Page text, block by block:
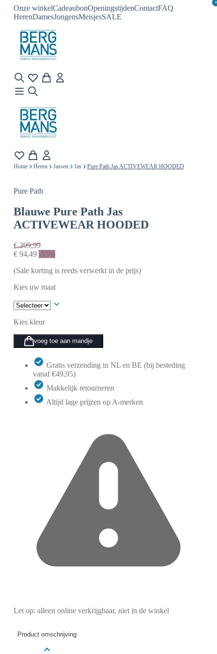
Onze winkelCadeaubonOpeningstijdenContactFAQ
HerenDamesJongensMeisjesSALE
×
×
Home Heren Jassen Jas Pure Path Jas ACTIVEWEAR HOODED
Pure Path
Blauwe Pure Path Jas
ACTIVEWEAR HOODED
€209,99
€ 94,49 -55%
(Sale korting is reeds verwerkt in de prijs)
Kies uw maat
Kies kleur
voeg toe aan mandje
Gratis verzending in NL en BE (bij besteding
vanaf €49,95)
Makkelijk retourneren
Altijd lage prijzen op A-merken
Let op: alleen online verkrijgbaar, niet in de winkel
Product omschrijving